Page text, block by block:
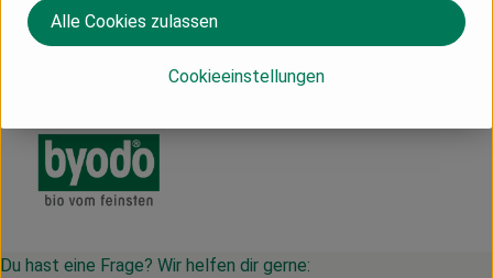
Italien
Du hast eine Frage? Wir helfen dir gerne:
Cookieeinstellungen
Alle Cookies zulassen